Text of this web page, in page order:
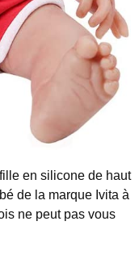
en silicone de haut
de la marque Ivita à
ne peut pas vous